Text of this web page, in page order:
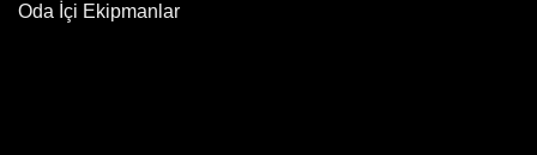
Oda İçi Ekipmanlar